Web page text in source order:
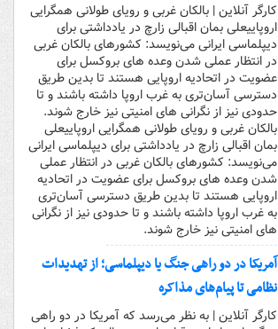
کارگر آنلاین | بالکان غربی و رویای طولانی همگرایی
اروپاییعلی بمان اقبالی زارچ در یادداشتی برای
دیپلماسی ایرانی می‌نویسد: کشورهای بالکان غربی
در انتظار عملی شدن وعده های بروکسل برای
عضویت در اتحادیه اروپایی هستند تا بدین طریق
دسترسی آسان‌تری به غرب اروپا داشته باشند و تا
حدودی نیز از نگرانی های امنیتی نیز خارج شوند.
بالکان غربی و رویای طولانی همگرایی اروپاییعلی
بمان اقبالی زارچ در یادداشتی برای دیپلماسی ایرانی
می‌نویسد: کشورهای بالکان غربی در انتظار عملی
شدن وعده های بروکسل برای عضویت در اتحادیه
اروپایی هستند تا بدین طریق دسترسی آسان‌تری
به غرب اروپا داشته باشند و تا حدودی نیز از نگرانی
های امنیتی نیز خارج شوند.
آمریکا در دو راهی جنگ یا دیپلماسی؛ از تهدیدات
نظامی تا پیام‌های مذاکره
کارگر آنلاین | به نظر می‌رسد که آمریکا در دو راهی